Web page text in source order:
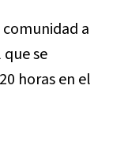
a
se
horas en el